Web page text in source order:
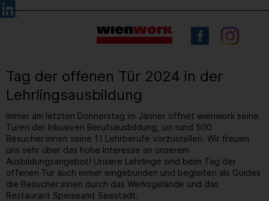
Barrierefreie
Bedienung
Sprachauswahl
Tag der offenen Tür 2024 in der
Lehrlingsausbildung
Immer am letzten Donnerstag im Jänner öffnet wienwork seine
Türen der Inkusiven Berufsausbildung, um rund 500
Besucher:innen seine 11 Lehrberufe vorzustellen. Wir freuen
uns sehr über das hohe Interesse an unserem
Ausbildungsangebot! Unsere Lehrlinge sind beim Tag der
offenen Tür auch immer eingebunden und begleiten als Guides
die Besucher:innen durch das Werksgelände und das
Restaurant Speiseamt Seestadt.